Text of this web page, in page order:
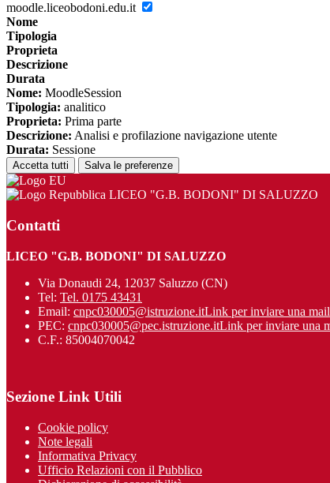
moodle.liceobodoni.edu.it
Nome
Tipologia
Proprieta
Descrizione
Durata
Nome: MoodleSession
Tipologia: analitico
Proprieta: Prima parte
Descrizione: Analisi e profilazione navigazione utente
Durata: Sessione
Accetta tutti Salva le preferenze
LICEO "G.B. BODONI" DI SALUZZO
Contatti
LICEO "G.B. BODONI" DI SALUZZO
Via Donaudi 24, 12037 Saluzzo (CN)
Tel: Tel. 0175 43431
Email: cnpc030005@istruzione.itLink per inviare una mail
PEC: cnpc030005@pec.istruzione.itLink per inviare una
C.F.: 85004070042
Sezione Link Utili
Cookie policy
Note legali
Informativa Privacy
Ufficio Relazioni con il Pubblico